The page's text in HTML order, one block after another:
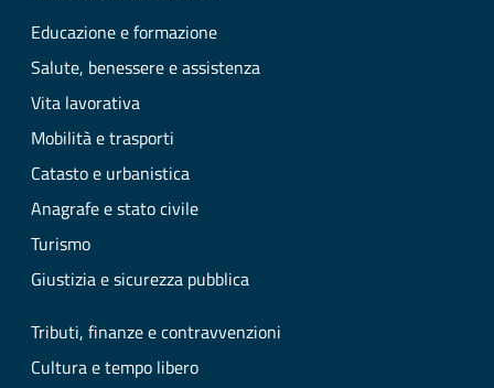
Educazione e formazione
Salute, benessere e assistenza
Vita lavorativa
Mobilità e trasporti
Catasto e urbanistica
Anagrafe e stato civile
Turismo
Giustizia e sicurezza pubblica
Tributi, finanze e contravvenzioni
Cultura e tempo libero